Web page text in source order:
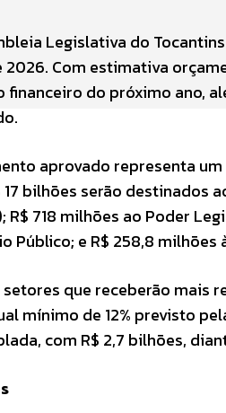
Legislativa do
2026. Com estimativa
financeiro do próximo ano,
aprovado representa um
bilhões serão destinados
R$ 718 milhões ao Poder
Público; e R$ 258,8 milhões
que receberão mais
mínimo de 12% previsto
com R$ 2,7 bilhões,